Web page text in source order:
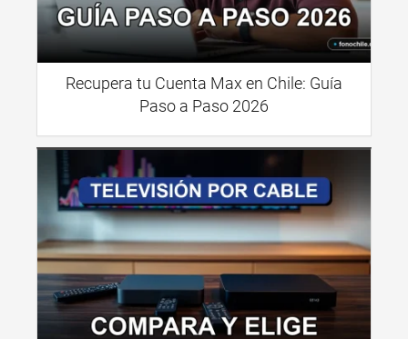
Recupera tu Cuenta Max en Chile: Guía
Paso a Paso 2026